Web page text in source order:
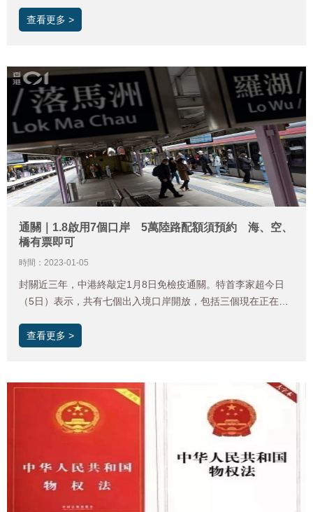
關網上預約系統將於今晚6時開通，首階段會推出1月8日至3月4
部曲，方便讀者作出行準備。值得注意的是，新規定下，內地居
民北上、港人南下均毋須進行預約。
查看更多 >
通關｜1.8啟用7個口岸 5萬陸路配額須預約 海、空、
橋有票即可
時間：2023-01-05
封關近三年，中港終敲定1月8日免檢疫通關。特首李家超今日
（5日）表示，共有七個出入境口岸開放，包括三個現在正在運
恢復開放口岸，即落馬洲支線管制站、文錦渡、中國客運碼頭、
查看更多 >